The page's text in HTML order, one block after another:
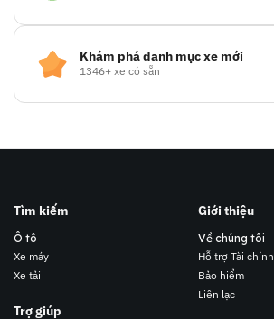
Khám phá danh mục xe mới
1346+ xe có sẵn
Tìm kiếm
Ô tô
Xe máy
Xe tải
Giới thiệu
Về chúng tôi
Hỗ trợ Tài chính
Bảo hiểm
Liên lạc
Trợ giúp